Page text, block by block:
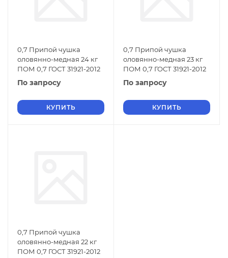
0,7 Припой чушка
оловянно-медная 24 кг
ПОМ 0,7 ГОСТ 31921-2012
По запросу
КУПИТЬ
0,7 Припой чушка
оловянно-медная 23 кг
ПОМ 0,7 ГОСТ 31921-2012
По запросу
КУПИТЬ
0,7 Припой чушка
оловянно-медная 22 кг
ПОМ 0,7 ГОСТ 31921-2012